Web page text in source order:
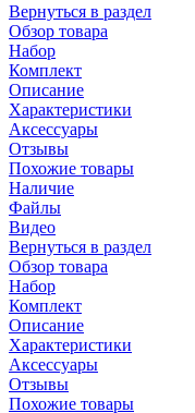
Вернуться в раздел
Обзор товара
Набор
Комплект
Описание
Характеристики
Аксессуары
Отзывы
Похожие товары
Наличие
Файлы
Видео
Вернуться в раздел
Обзор товара
Набор
Комплект
Описание
Характеристики
Аксессуары
Отзывы
Похожие товары